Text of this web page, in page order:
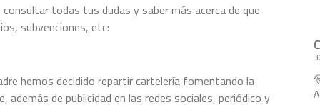
todas tus dudas y saber más acerca de que
subvenciones, etc:
hemos decidido repartir cartelería fomentando la
de publicidad en las redes sociales, periódico y